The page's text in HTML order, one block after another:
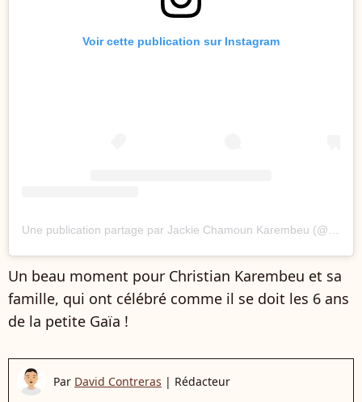
Voir cette publication sur Instagram
Un beau moment pour Christian Karembeu et sa
famille, qui ont célébré comme il se doit les 6 ans
de la petite Gaïa !
Par David Contreras | Rédacteur